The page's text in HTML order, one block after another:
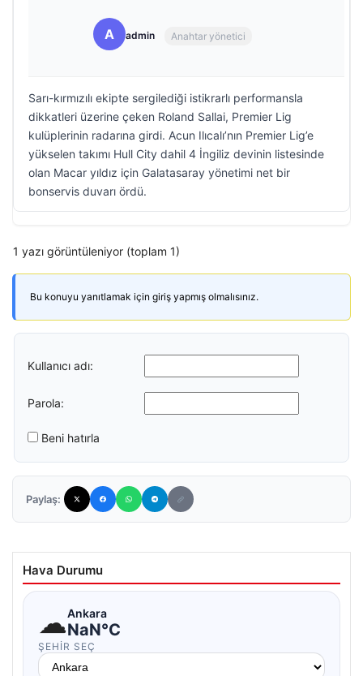
A admin Anahtar yönetici
Sarı-kırmızılı ekipte sergilediği istikrarlı performansla
dikkatleri üzerine çeken Roland Sallai, Premier Lig
kulüplerinin radarına girdi. Acun Ilıcalı’nın Premier Lig’e
yükselen takımı Hull City dahil 4 İngiliz devinin listesinde
olan Macar yıldız için Galatasaray yönetimi net bir
bonservis duvarı ördü.
1 yazı görüntüleniyor (toplam 1)
Bu konuyu yanıtlamak için giriş yapmış olmalısınız.
Kullanıcı adı:
Parola:
Beni hatırla
Paylaş:
Hava Durumu
☁Ankara
NaN°C
ŞEHIR SEÇ